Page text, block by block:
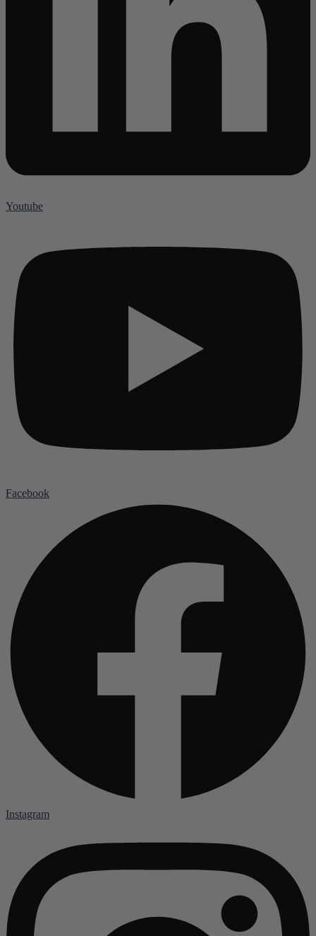
Youtube
Facebook
Instagram